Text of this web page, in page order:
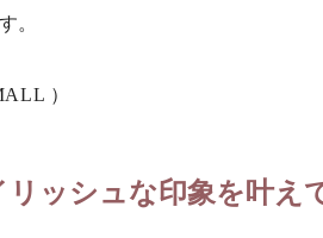
。
）
ッシュな印象を叶え